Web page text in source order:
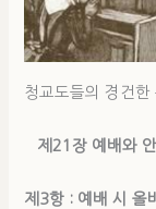
청교도들의 경건한
제21 장 예배와
제3항 : 예배 시 올